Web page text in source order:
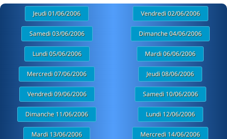
Jeudi 01/06/2006 Vendredi 02/06/2006
Samedi 03/06/2006 Dimanche 04/06/2006
Lundi 05/06/2006 Mardi 06/06/2006
Mercredi 07/06/2006 Jeudi 08/06/2006
Vendredi 09/06/2006 Samedi 10/06/2006
Dimanche 11/06/2006 Lundi 12/06/2006
Mardi 13/06/2006 Mercredi 14/06/2006